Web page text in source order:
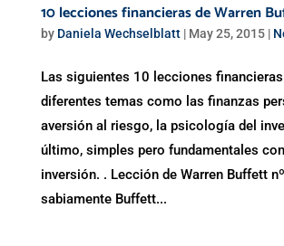
10 lecciones financieras de Warren
by Daniela Wechselblatt| May 25, 2015|
Las siguientes 10 lecciones
diferentes temas como las finanzas
aversión al riesgo, la psicología del
último, simples pero fundamentales
inversión. . Lección de Warren Buffett
sabiamente Buffett...